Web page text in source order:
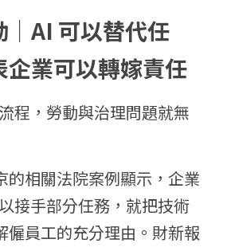
｜AI 可以替代任
企業可以轉嫁責任
程，勞動與治理問題就無
的相關法院案例顯示，企業
接手部分任務，就把技術
僱員工的充分理由。財新報